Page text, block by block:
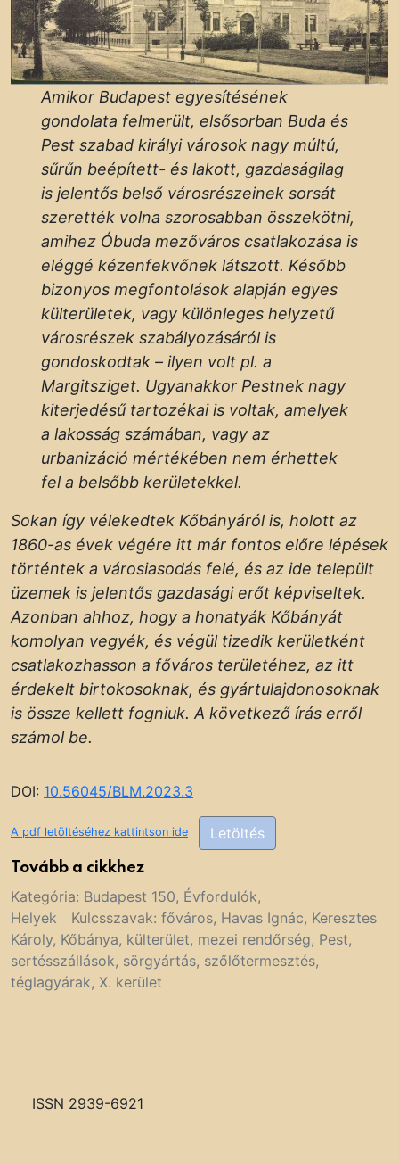
Amikor Budapest egyesítésének
gondolata felmerült, elsősorban Buda és
Pest szabad királyi városok nagy múltú,
sűrűn beépített- és lakott, gazdaságilag
is jelentős belső városrészeinek sorsát
szerették volna szorosabban összekötni,
amihez Óbuda mezőváros csatlakozása is
eléggé kézenfekvőnek látszott. Később
bizonyos megfontolások alapján egyes
külterületek, vagy különleges helyzetű
városrészek szabályozásáról is
gondoskodtak – ilyen volt pl. a
Margitsziget. Ugyanakkor Pestnek nagy
kiterjedésű tartozékai is voltak, amelyek
a lakosság számában, vagy az
urbanizáció mértékében nem érhettek
fel a belsőbb kerületekkel.
Sokan így vélekedtek Kőbányáról is, holott az
1860-as évek végére itt már fontos előre lépések
történtek a városiasodás felé, és az ide települt
üzemek is jelentős gazdasági erőt képviseltek.
Azonban ahhoz, hogy a honatyák Kőbányát
komolyan vegyék, és végül tizedik kerületként
csatlakozhasson a főváros területéhez, az itt
érdekelt birtokosoknak, és gyártulajdonosoknak
is össze kellett fogniuk. A következő írás erről
számol be.
DOI: 10.56045/BLM.2023.3
A pdf letöltéséhez kattintson ide Letöltés
Tovább a cikkhez
Kategória: Budapest 150, Évfordulók,
Helyek
Kulcsszavak: főváros, Havas Ignác, Keresztes
Károly, Kőbánya, külterület, mezei rendőrség, Pest,
sertésszállások, sörgyártás, szőlőtermesztés,
téglagyárak, X. kerület
ISSN 2939-6921